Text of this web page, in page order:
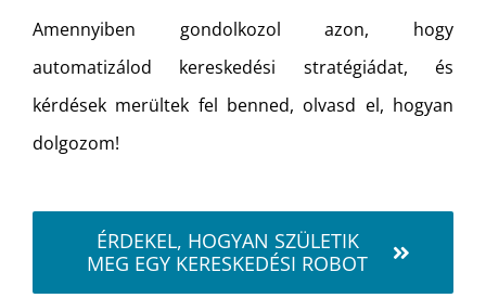
Amennyiben gondolkozol azon, hogy
automatizálod kereskedési stratégiádat, és
kérdések merültek fel benned, olvasd el, hogyan
dolgozom!
ÉRDEKEL, HOGYAN SZÜLETIK
MEG EGY KERESKEDÉSI ROBOT